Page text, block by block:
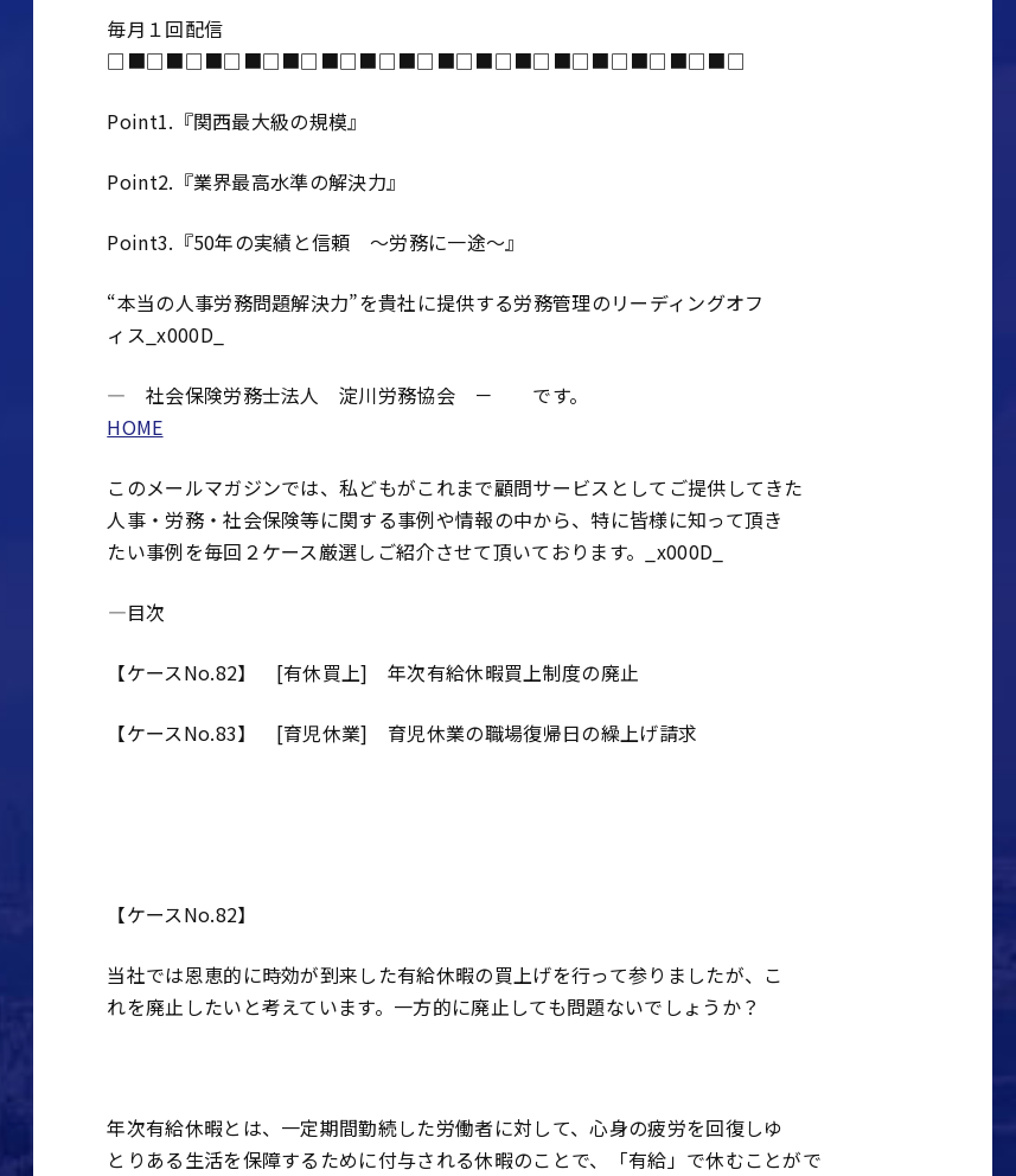
毎月１回配信
□■□■□■□■□■□■□■□■□■□■□■□■□■□■□■□■□
Point1.『関西最大級の規模』
Point2.『業界最高水準の解決力』
Point3.『50年の実績と信頼 ～労務に一途～』
“本当の人事労務問題解決力”を貴社に提供する労務管理のリーディングオフ
ィス_x000D_
― 社会保険労務士法人 淀川労務協会 － です。
HOME
このメールマガジンでは、私どもがこれまで顧問サービスとしてご提供してきた
人事・労務・社会保険等に関する事例や情報の中から、特に皆様に知って頂き
たい事例を毎回２ケース厳選しご紹介させて頂いております。_x000D_
――――目次―――――――――――――――――――――――――――
【ケースNo.82】 [有休買上] 年次有給休暇買上制度の廃止
【ケースNo.83】 [育児休業] 育児休業の職場復帰日の繰上げ請求
【ケースNo.82】
当社では恩恵的に時効が到来した有給休暇の買上げを行って参りましたが、こ
れを廃止したいと考えています。一方的に廃止しても問題ないでしょうか？
年次有給休暇とは、一定期間勤続した労働者に対して、心身の疲労を回復しゆ
とりある生活を保障するために付与される休暇のことで、「有給」で休むことがで